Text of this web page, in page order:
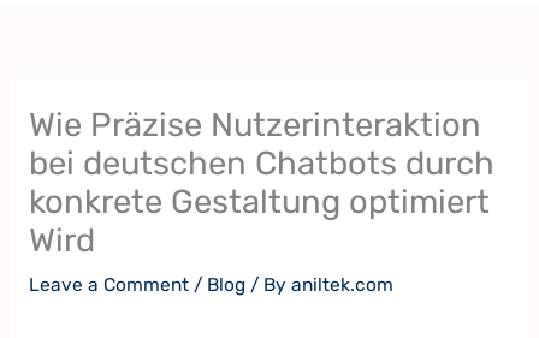
Wie Präzise Nutzerinteraktion
bei deutschen Chatbots durch
konkrete Gestaltung optimiert
Wird
Leave a Comment / Blog/ By aniltek.com